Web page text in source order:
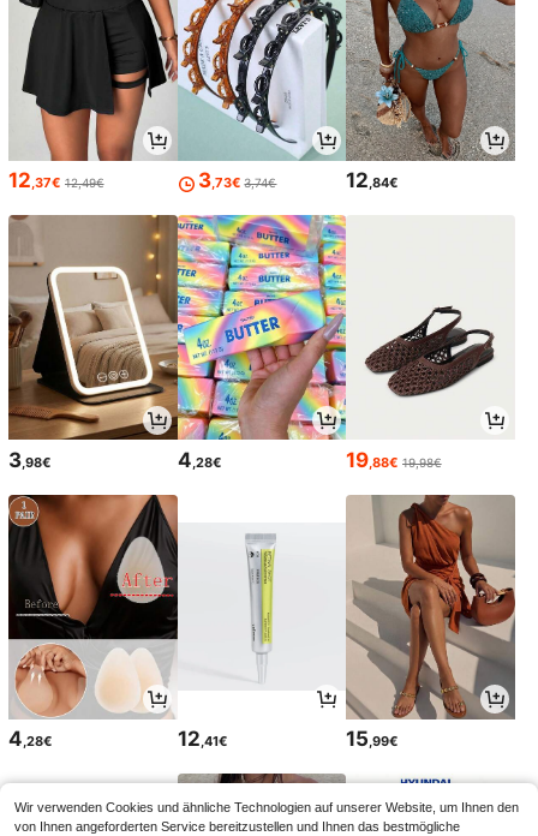
12,37€ 12,49€ 3,73€ 3,74€ 12,84€
3 ,98€ 4 ,28€ 19 ,88€ 19,98€
4 ,28€ 12 ,41€ 15 ,99€
Wir verwenden Cookies und ähnliche Technologien auf unserer Website, um Ihnen den
von Ihnen angeforderten Service bereitzustellen und Ihnen das bestmögliche